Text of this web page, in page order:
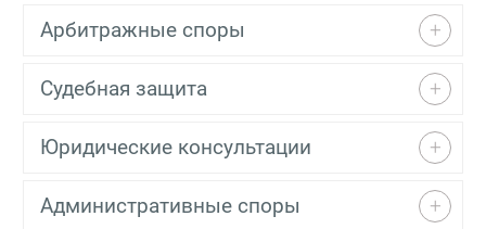
Арбитражные споры
Судебная защита
Юридические консультации
Административные споры